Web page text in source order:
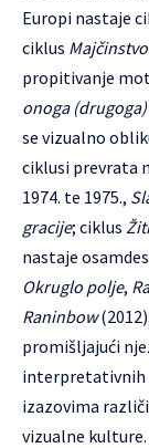
Europi nastaje
ciklus Majčinstvo
propitivanje
onoga
se vizualno
ciklusi prevrata
1974. te 1975.,
gracije; ciklus
nastaje
Okruglo polje,
Raninbow
promišljajući
interpretativnih
izazovima
vizualne kulture.